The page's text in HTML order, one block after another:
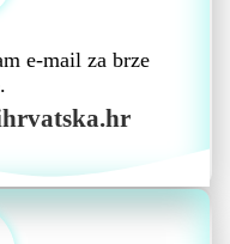
e-mail za brze